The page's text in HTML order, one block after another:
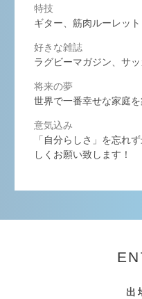
特技
ギター、筋肉ルーレット
好きな雑誌
ラグビーマガジン、サ
将来の夢
世界で一番幸せな家庭を
意気込み
「自分らしさ」を忘れ
しくお願い致します！
出